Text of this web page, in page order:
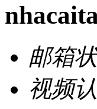
邮箱
视频